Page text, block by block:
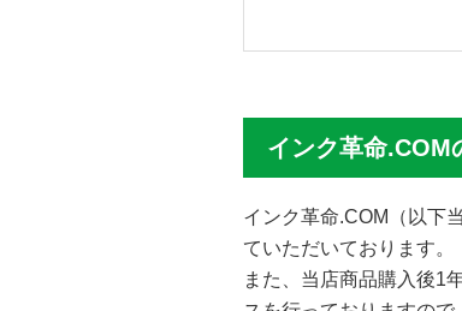
インク革命.COM
インク革命.COM（以下
ていただいております。
また、当店商品購入後1